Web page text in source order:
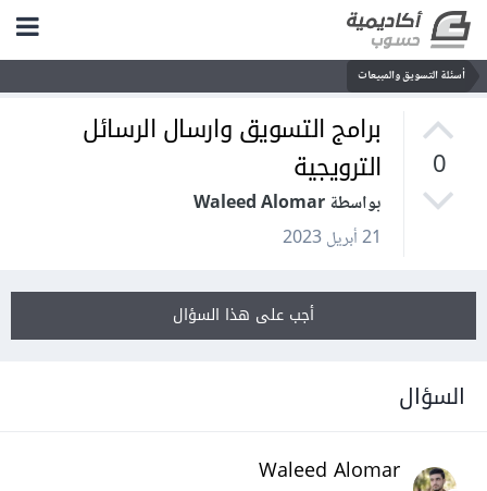
أسئلة التسويق والمبيعات
0
برامج التسويق وارسال الرسائل
الترويجية
بواسطة Waleed Alomar
21 أبريل 2023
أجب على هذا السؤال
السؤال
Waleed Alomar